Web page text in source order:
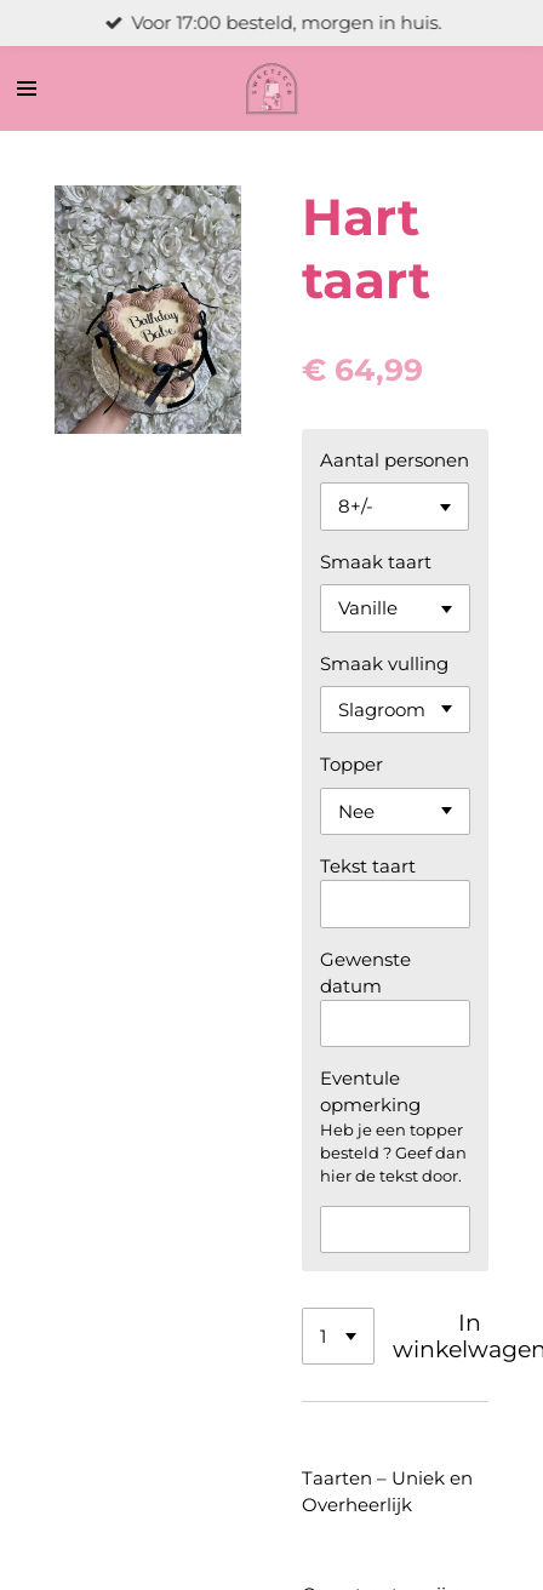
direct
naar
hoofdinhoud
Voor 17:00 besteld, morgen in huis.
Hart
taart
€ 64,99
Aantal personen
Smaak taart
Smaak vulling
Topper
Tekst taart
Gewenste
datum
Eventule
opmerking
Heb je een topper
besteld ? Geef dan
hier de tekst door.
In
Taarten – Uniek en
Overheerlijk